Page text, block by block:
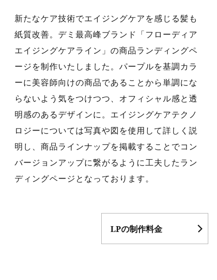
新たなケア技術でエイジングケアを感じる髪も
紙質改善。デミ最高峰ブランド「フローディア
エイジングケアライン」の商品ランディングペ
ージを制作いたしました。パープルを基調カラ
ーに美容師向けの商品であることから単調にな
らないよう気をつけつつ、オフィシャル感と透
明感のあるデザインに。エイジングケアテクノ
ロジーについては写真や図を使用して詳しく説
明し、商品ラインナップを掲載することでコン
バージョンアップに繋がるように工夫したラン
ディングページとなっております。
LPの制作料金